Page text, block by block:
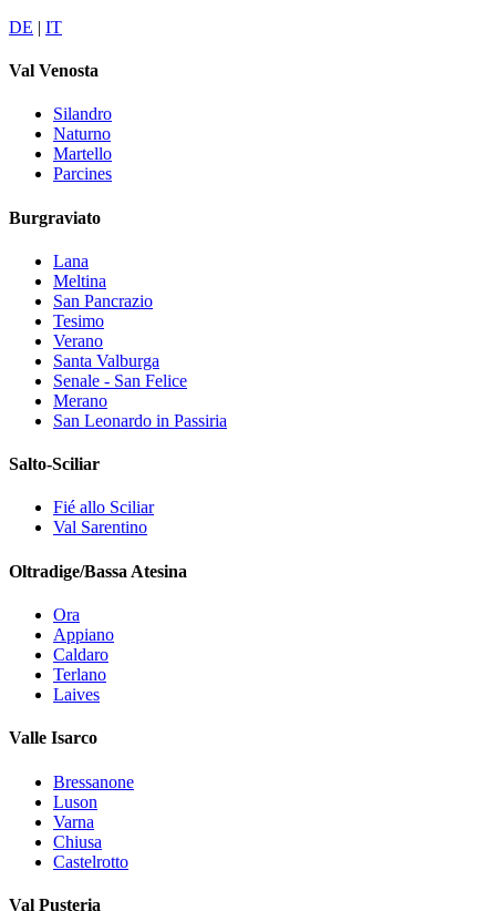
DE | IT
Val Venosta
Silandro
Naturno
Martello
Parcines
Burgraviato
Lana
Meltina
San Pancrazio
Tesimo
Verano
Santa Valburga
Senale - San Felice
Merano
San Leonardo in Passiria
Salto-Sciliar
Fié allo Sciliar
Val Sarentino
Oltradige/Bassa Atesina
Ora
Appiano
Caldaro
Terlano
Laives
Valle Isarco
Bressanone
Luson
Varna
Chiusa
Castelrotto
Val Pusteria